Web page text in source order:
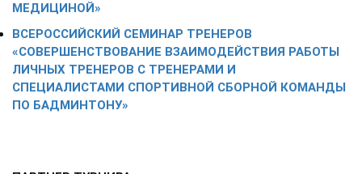
МЕДИЦИНОЙ»
ВСЕРОССИЙСКИЙ СЕМИНАР ТРЕНЕРОВ
«СОВЕРШЕНСТВОВАНИЕ ВЗАИМОДЕЙСТВИЯ РАБОТЫ
ЛИЧНЫХ ТРЕНЕРОВ С ТРЕНЕРАМИ И
СПЕЦИАЛИСТАМИ СПОРТИВНОЙ СБОРНОЙ КОМАНДЫ
ПО БАДМИНТОНУ»